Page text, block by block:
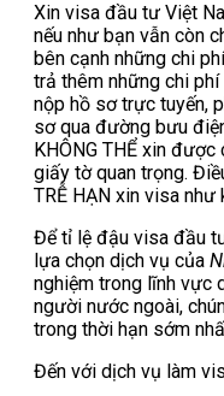
Xin visa đầu tư Việt
nếu như bạn vẫn còn
bên cạnh những chi
trả thêm những chi
nộp hồ sơ trực tuyến,
sơ qua đường bưu
KHÔNG THỂ xin
giấy tờ quan trọng.
TRỄ HẠN xin visa
Để tỉ lệ đậu visa đầu
lựa chọn dịch vụ của
nghiệm trong lĩnh vực
người nước ngoài,
trong thời hạn sớm
Đến với dịch vụ làm